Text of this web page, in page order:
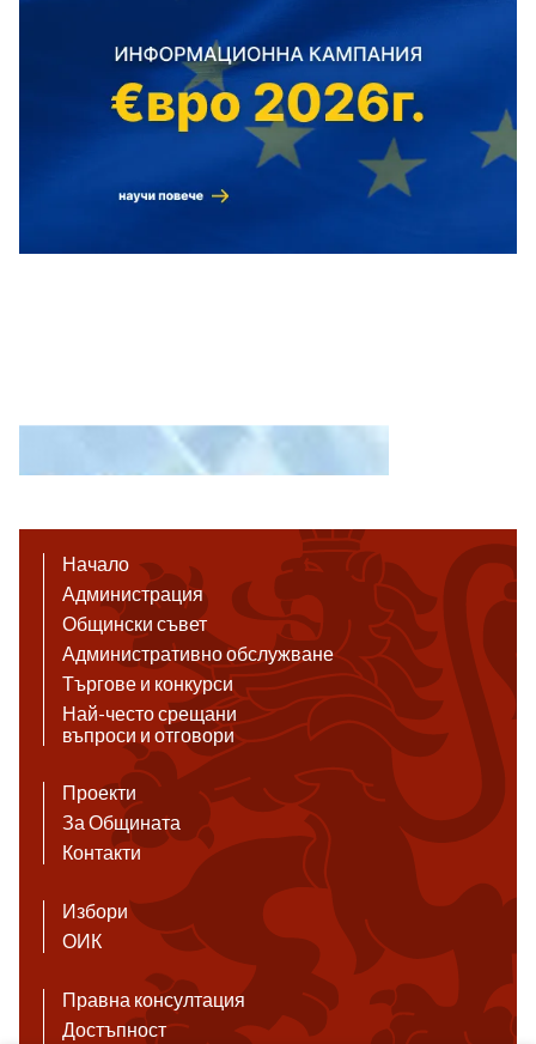
Начало
Администрация
Общински съвет
Административно обслужване
Търгове и конкурси
Най-често срещани
въпроси и отговори
Проекти
За Общината
Контакти
Избори
ОИК
Правна консултация
Достъпност